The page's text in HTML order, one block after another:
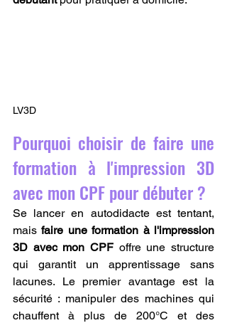
LV3D
Pourquoi choisir de faire une
formation à l'impression 3D
avec mon CPF pour débuter ?
Se lancer en autodidacte est tentant,
mais faire une formation à l'impression
3D avec mon CPF offre une structure
qui garantit un apprentissage sans
lacunes. Le premier avantage est la
sécurité : manipuler des machines qui
chauffent à plus de 200°C et des